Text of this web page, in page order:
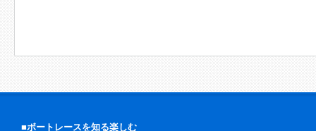
■ボートレースを知る楽しむ